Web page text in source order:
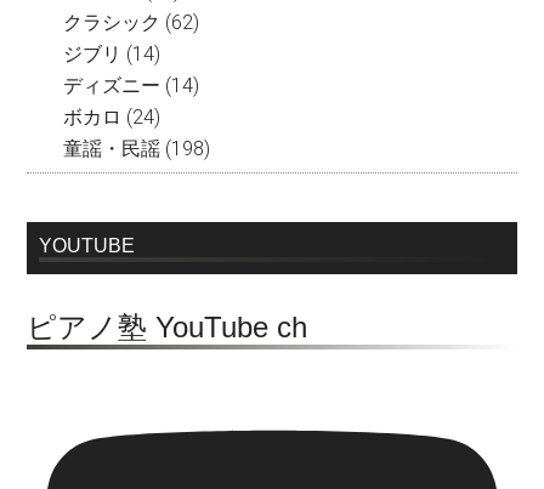
クラシック (62)
ジブリ (14)
ディズニー (14)
ボカロ (24)
童謡・民謡 (198)
YOUTUBE
ピアノ塾 YouTube ch